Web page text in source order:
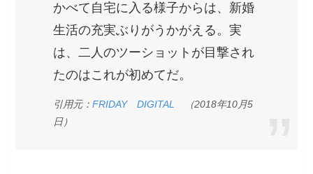
かべて自宅に入る様子からは、新婚
生活の充実ぶりがうかがえる。実
は、二人のツーショットが目撃され
たのはこれが初めてだ。
引用元：FRIDAY DIGITAL （2018年10月5
日）